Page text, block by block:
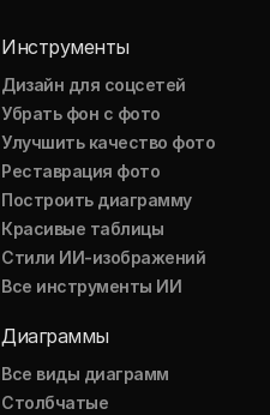
Инструменты
Дизайн для соцсетей
Убрать фон с фото
Улучшить качество фото
Реставрация фото
Построить диаграмму
Красивые таблицы
Стили ИИ-изображений
Все инструменты ИИ
Диаграммы
Все виды диаграмм
Столбчатые